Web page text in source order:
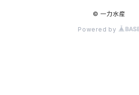
© 一力水産
Powered by